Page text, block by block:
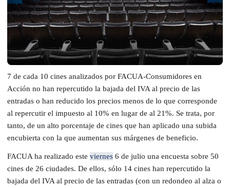
7 de cada 10 cines analizados por FACUA-Consumidores en
Acción no han repercutido la bajada del IVA al precio de las
entradas o han reducido los precios menos de lo que corresponde
al repercutir el impuesto al 10% en lugar de al 21%. Se trata, por
tanto, de un alto porcentaje de cines que han aplicado una subida
encubierta con la que aumentan sus márgenes de beneficio.
FACUA ha realizado este viernes 6 de julio una encuesta sobre 50
cines de 26 ciudades. De ellos, sólo 14 cines han repercutido la
bajada del IVA al precio de las entradas (con un redondeo al alza o